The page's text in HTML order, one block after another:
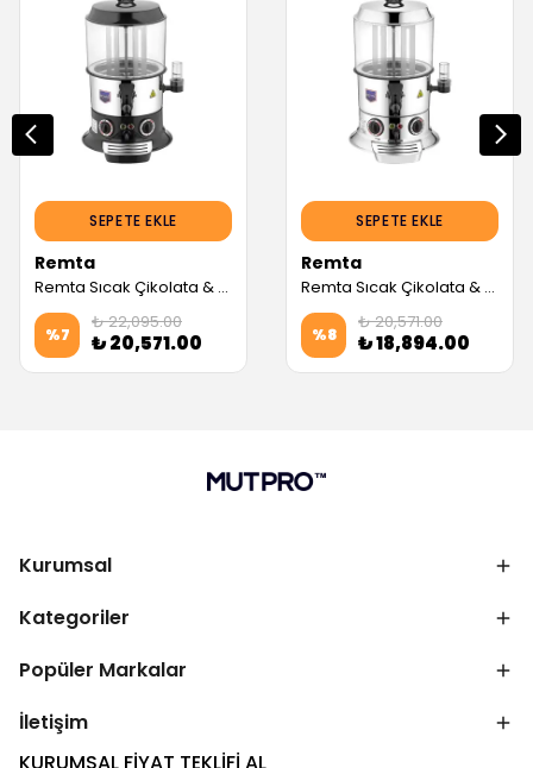
SEPETE EKLE
Remta
Remta Sıcak Çikolata & Sahlep Makinesi, 9 L, Siyah (Servis Garantili)
%7
₺ 22,095.00
₺ 20,571.00
SEPETE EKLE
Remta
Remta Sıcak Çikolata & Sahlep Makinesi, 5 L, Silver (Servis Garantili)
%8
₺ 20,571.00
₺ 18,894.00
Kurumsal
Kategoriler
Popüler Markalar
İletişim